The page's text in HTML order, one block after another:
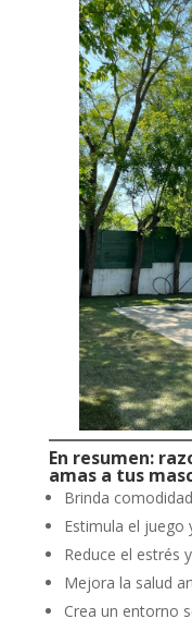
En resumen:
amas a tus
Brinda
Estimula el
Reduce el estrés
Mejora la salud
Crea un entorno